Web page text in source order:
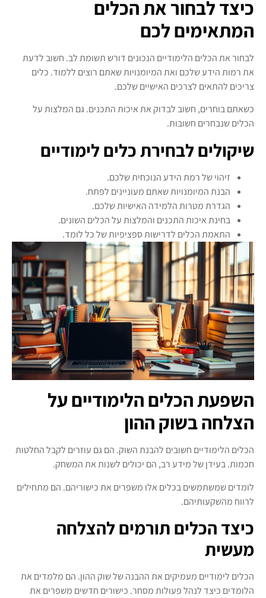
כיצד לבחור את הכלים
המתאימים לכם
לבחור את הכלים הלימודיים הנכונים דורש תשומת לב. חשוב לדעת
את רמות הידע שלכם ואת המיומנויות שאתם רוצים ללמוד. כלים
צריכים להתאים לצרכים האישיים שלכם.
כשאתם בוחרים, חשוב לבדוק את איכות התכנים. גם המלצות על
הכלים שנבחרים חשובות.
שיקולים לבחירת כלים לימודיים
זיהוי של רמת הידע הנוכחית שלכם.
הבנת המיומנויות שאתם מעוניינים לפתח.
הגדרת מטרות הלמידה האישיות שלכם.
בחינת איכות התכנים והמלצות על הכלים השונים.
התאמת הכלים לדרישות ספציפיות של כל לומד.
השפעת הכלים הלימודיים על
הצלחה בשוק ההון
הכלים הלימודיים חשובים להבנת השוק. הם גם עוזרים לקבל החלטות
חכמות. בעידן של מידע רב, הם יכולים לשנות את המשחק.
לומדים שמשתמשים בכלים אלו משפרים את כישוריהם. הם מתחילים
לרווח מהשקעותיהם.
כיצד הכלים תורמים להצלחה
מעשית
הכלים לימודיים מעמיקים את ההבנה של שוק ההון. הם מלמדים את
הלומדים כיצד לנהל פעולות מסחר. כישורים חדשים משפרים את